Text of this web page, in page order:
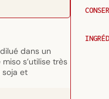
dans un
s’utilise très
soja et